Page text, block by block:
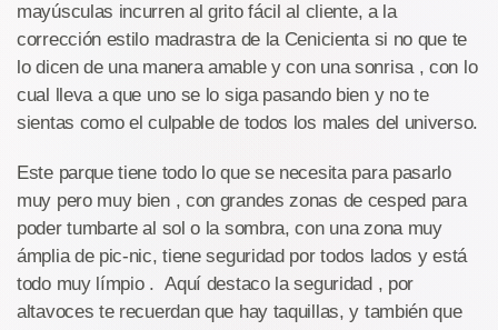
mayúsculas incurren al grito fácil al cliente, a la
corrección estilo madrastra de la Cenicienta si no que te
lo dicen de una manera amable y con una sonrisa , con lo
cual lleva a que uno se lo siga pasando bien y no te
sientas como el culpable de todos los males del universo.
Este parque tiene todo lo que se necesita para pasarlo
muy pero muy bien , con grandes zonas de cesped para
poder tumbarte al sol o la sombra, con una zona muy
ámplia de pic-nic, tiene seguridad por todos lados y está
todo muy límpio . Aquí destaco la seguridad , por
altavoces te recuerdan que hay taquillas, y también que